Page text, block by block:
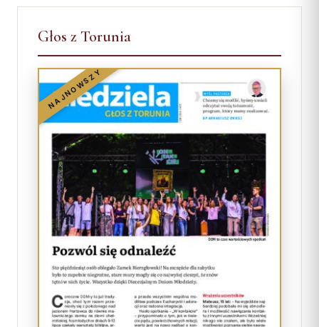
Głos z Torunia
NAJNOWSZY